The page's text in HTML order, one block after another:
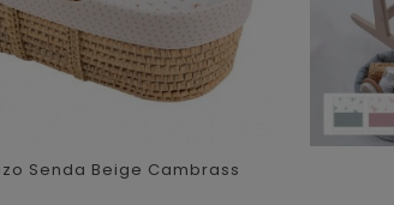
Senda Beige Cambrass